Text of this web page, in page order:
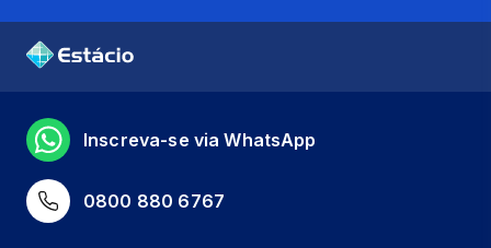
0800 880 6767
Inscreva-se via WhatsApp